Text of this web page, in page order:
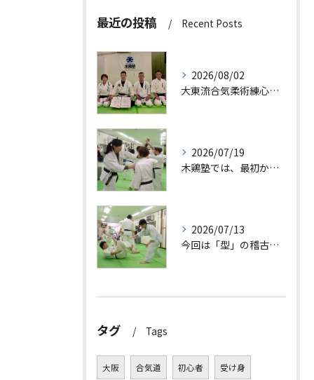
最近の投稿 Recent Posts
2026/08/02
大東流合気柔術練心館・天満橋支部道場としての活動も開始しまし...
2026/07/19
木鶏塾では、最初から大切なことを教えています。
2026/07/13
今回は「型」の稽古について紹介します。
タグ Tags
大阪 合気道 初心者 受け身